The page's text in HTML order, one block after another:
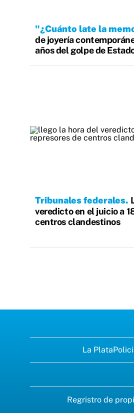
"¿Cuánto late la
de joyería
años del golpe de
Tribunales federales
veredicto en el juicio a
centros clandestinos
La Plata
Regristro de